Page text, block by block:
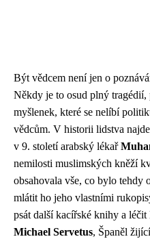
Být vědcem není jen o
Někdy je to osud plný tragédií,
myšlenek, které se nelíbí
vědcům. V historii lidstva
v 9. století arabský lékař
nemilosti muslimských kněží
obsahovala vše, co bylo tehdy
mlátit ho jeho vlastními
psát další kacířské knihy a
Michael Servetus, Španěl